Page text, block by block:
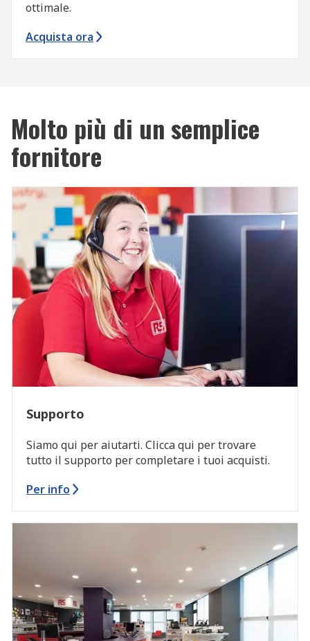
ottimale.
Acquista ora
Molto più di un semplice
fornitore
Supporto
Siamo qui per aiutarti. Clicca qui per trovare
tutto il supporto per completare i tuoi acquisti.
Per info